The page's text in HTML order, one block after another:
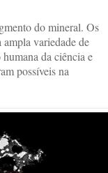
do mineral. Os
ampla variedade de
da ciência e
possíveis na